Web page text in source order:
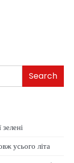
Search
усього літа